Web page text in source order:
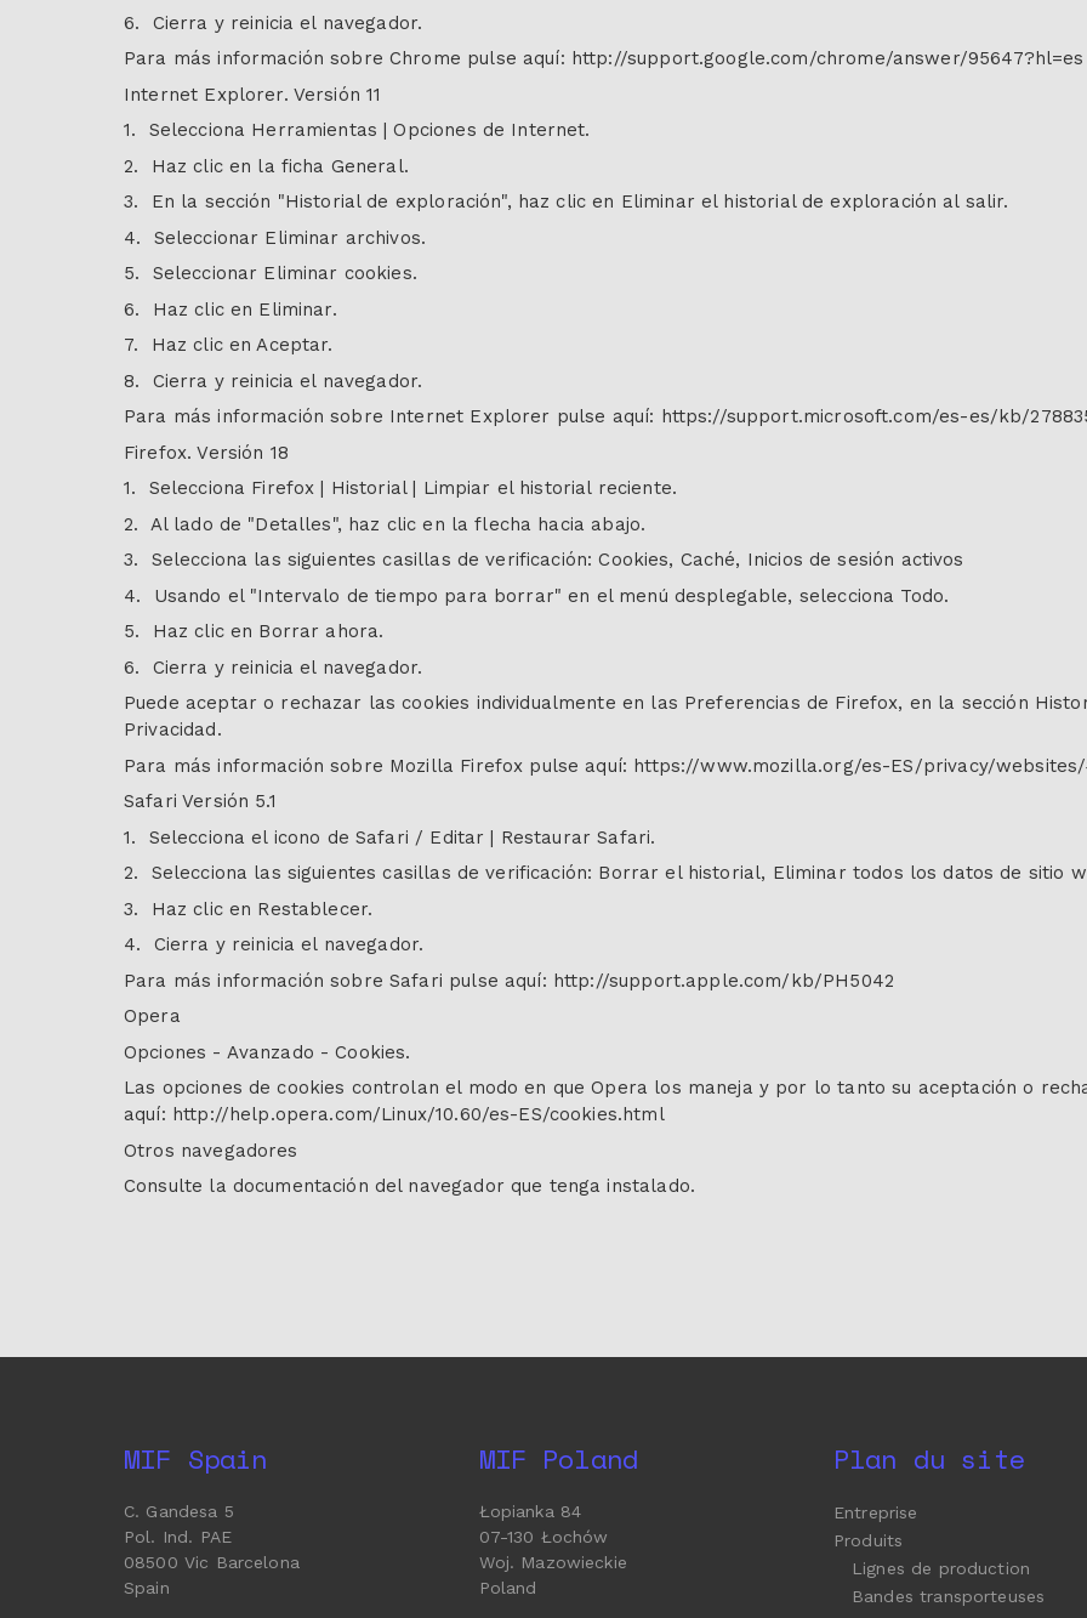
6. Cierra y reinicia el navegador.
Para más información sobre Chrome pulse aquí: http://support.google.com/chrome/answer/95647?hl=es
Internet Explorer. Versión 11
1. Selecciona Herramientas | Opciones de Internet.
2. Haz clic en la ficha General.
3. En la sección "Historial de exploración", haz clic en Eliminar el historial de exploración al salir.
4. Seleccionar Eliminar archivos.
5. Seleccionar Eliminar cookies.
6. Haz clic en Eliminar.
7. Haz clic en Aceptar.
8. Cierra y reinicia el navegador.
Para más información sobre Internet Explorer pulse aquí: https://support.microsoft.com/es-es/kb/
Firefox. Versión 18
1. Selecciona Firefox | Historial | Limpiar el historial reciente.
2. Al lado de "Detalles", haz clic en la flecha hacia abajo.
3. Selecciona las siguientes casillas de verificación: Cookies, Caché, Inicios de sesión activos
4. Usando el "Intervalo de tiempo para borrar" en el menú desplegable, selecciona Todo.
5. Haz clic en Borrar ahora.
6. Cierra y reinicia el navegador.
Puede aceptar o rechazar las cookies individualmente en las Preferencias de Firefox, en la sección
Privacidad.
Para más información sobre Mozilla Firefox pulse aquí: https://www.mozilla.org/es-ES/privacy/
Safari Versión 5.1
1. Selecciona el icono de Safari / Editar | Restaurar Safari.
2. Selecciona las siguientes casillas de verificación: Borrar el historial, Eliminar todos los datos de sitio
3. Haz clic en Restablecer.
4. Cierra y reinicia el navegador.
Para más información sobre Safari pulse aquí: http://support.apple.com/kb/PH5042
Opera
Opciones - Avanzado - Cookies.
Las opciones de cookies controlan el modo en que Opera los maneja y por lo tanto su aceptación o
aquí: http://help.opera.com/Linux/10.60/es-ES/cookies.html
Otros navegadores
Consulte la documentación del navegador que tenga instalado.
MIF Spain
C. Gandesa 5
Pol. Ind. PAE
08500 Vic Barcelona
Spain
MIF Poland
Łopianka 84
07-130 Łochów
Woj. Mazowieckie
Poland
Plan du site
Entreprise
Produits
Lignes de production
Bandes transporteuses